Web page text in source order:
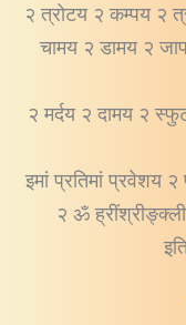
२ त्रोटय २ कम्पय २
चामय २ डामय २
२ मर्दय २ दामय २
इमां प्रतिमां प्रवेशय
२ ॐ